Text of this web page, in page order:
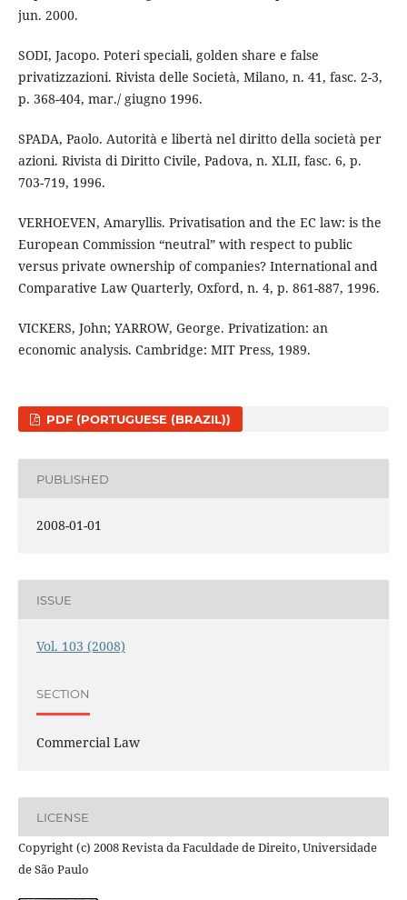
jun. 2000.
SODI, Jacopo. Poteri speciali, golden share e false
privatizzazioni. Rivista delle Società, Milano, n. 41, fasc. 2-3,
p. 368-404, mar./ giugno 1996.
SPADA, Paolo. Autorità e libertà nel diritto della società per
azioni. Rivista di Diritto Civile, Padova, n. XLII, fasc. 6, p.
703-719, 1996.
VERHOEVEN, Amaryllis. Privatisation and the EC law: is the
European Commission “neutral” with respect to public
versus private ownership of companies? International and
Comparative Law Quarterly, Oxford, n. 4, p. 861-887, 1996.
VICKERS, John; YARROW, George. Privatization: an
economic analysis. Cambridge: MIT Press, 1989.
PDF (PORTUGUESE (BRAZIL))
PUBLISHED
2008-01-01
ISSUE
Vol. 103 (2008)
SECTION
Commercial Law
LICENSE
Copyright (c) 2008 Revista da Faculdade de Direito, Universidade
de São Paulo